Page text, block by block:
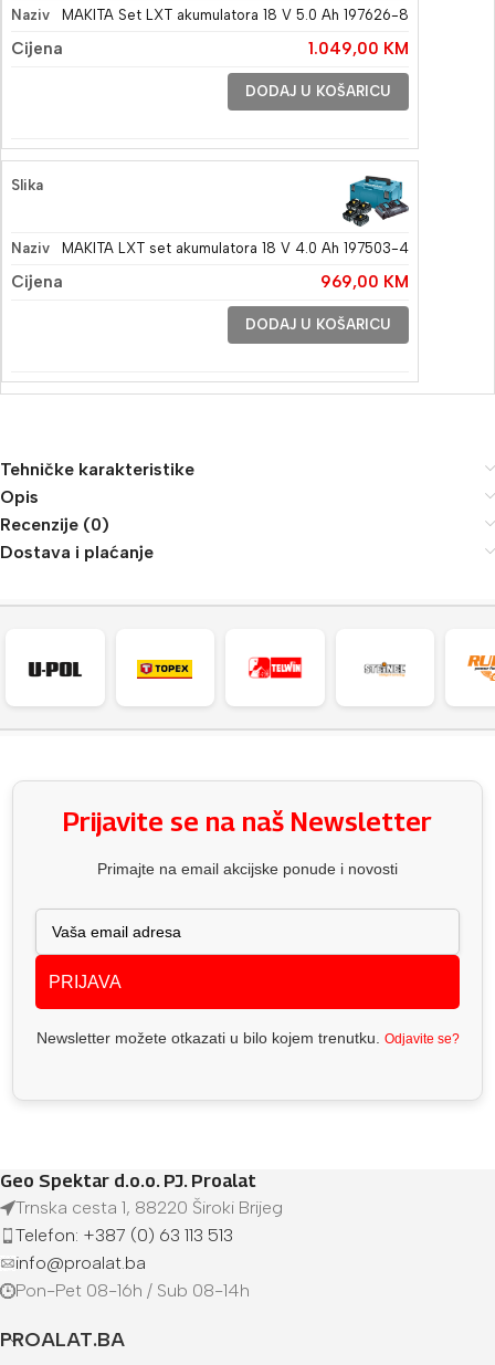
MAKITA Set LXT akumulatora 18 V 5.0 Ah 197626-8
1.049,00 KM
DODAJ U KOŠARICU
MAKITA LXT set akumulatora 18 V 4.0 Ah 197503-4
969,00 KM
DODAJ U KOŠARICU
Tehničke karakteristike
Opis
Recenzije (0)
Dostava i plaćanje
Prijavite se na naš Newsletter
Primajte na email akcijske ponude i novosti
PRIJAVA
Newsletter možete otkazati u bilo kojem trenutku. Odjavite se?
Geo Spektar d.o.o. PJ. Proalat
Trnska cesta 1, 88220 Široki Brijeg
Telefon: +387 (0) 63 113 513
info@proalat.ba
Pon-Pet 08-16h / Sub 08-14h
PROALAT.BA